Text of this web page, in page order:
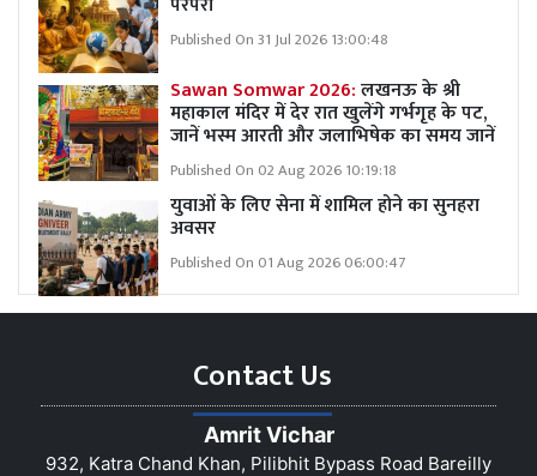
Published On 31 Jul 2026 13:00:48
Sawan Somwar 2026:लखनऊ के श्री
महाकाल मंदिर में देर रात खुलेंगे गर्भगृह के पट,
जानें भस्म आरती और जलाभिषेक का समय जानें
Published On 02 Aug 2026 10:19:18
युवाओं के लिए सेना में शामिल होने का सुनहरा
अवसर
Published On 01 Aug 2026 06:00:47
Contact Us
Amrit Vichar
932, Katra Chand Khan, Pilibhit Bypass Road Bareilly